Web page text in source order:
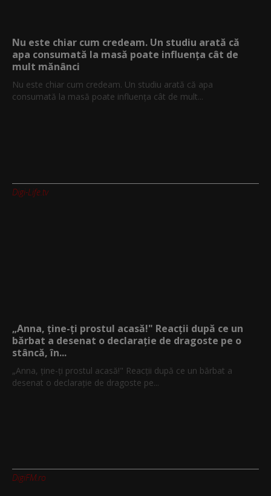
Nu este chiar cum credeam. Un studiu arată că
apa consumată la masă poate influența cât de
mult mănânci
Nu este chiar cum credeam. Un studiu arată că apa
consumată la masă poate influența cât de mult...
Digi-Life.tv
„Anna, ţine-ţi prostul acasă!" Reacţii după ce un
bărbat a desenat o declaraţie de dragoste pe o
stâncă, în...
„Anna, ţine-ţi prostul acasă!" Reacţii după ce un bărbat a
desenat o declaraţie de dragoste pe...
DigiFM.ro